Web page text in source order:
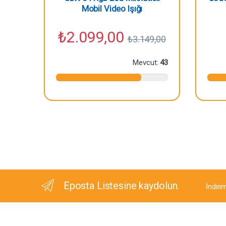
Mobil Video Işığı
₺2.099,00 ₺3.149,00
Mevcut:43
Eposta Listesine kaydolun.